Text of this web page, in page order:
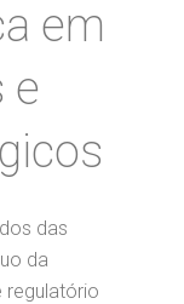
em
e
das
da
regulatório